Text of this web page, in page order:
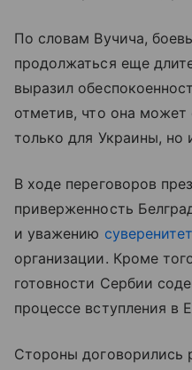
По словам Вучича,
продолжаться еще
выразил
отметив, что она может
только для Украины, но
В ходе переговоров
приверженность
и уважению
организации. Кроме
готовности Сербии
процессе вступления в
Стороны договорились